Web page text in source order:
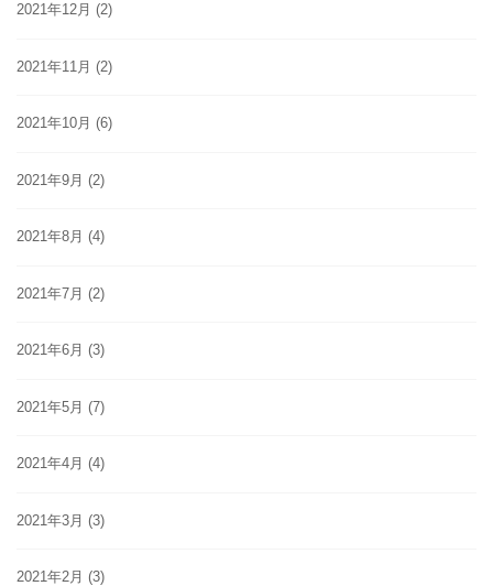
2021年12月 (2)
2021年11月 (2)
2021年10月 (6)
2021年9月 (2)
2021年8月 (4)
2021年7月 (2)
2021年6月 (3)
2021年5月 (7)
2021年4月 (4)
2021年3月 (3)
2021年2月 (3)